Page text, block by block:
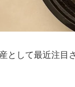
として最近注